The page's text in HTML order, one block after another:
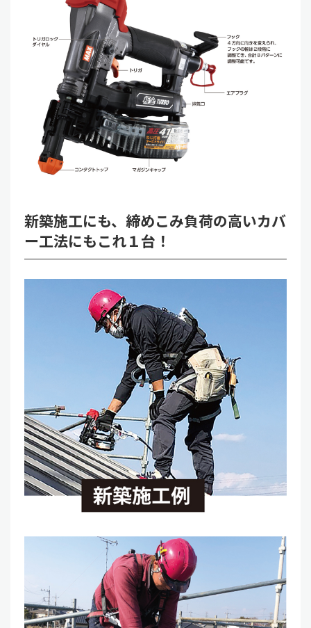
新築施工にも、締めこみ負荷の高いカバ
ー工法にもこれ１台！